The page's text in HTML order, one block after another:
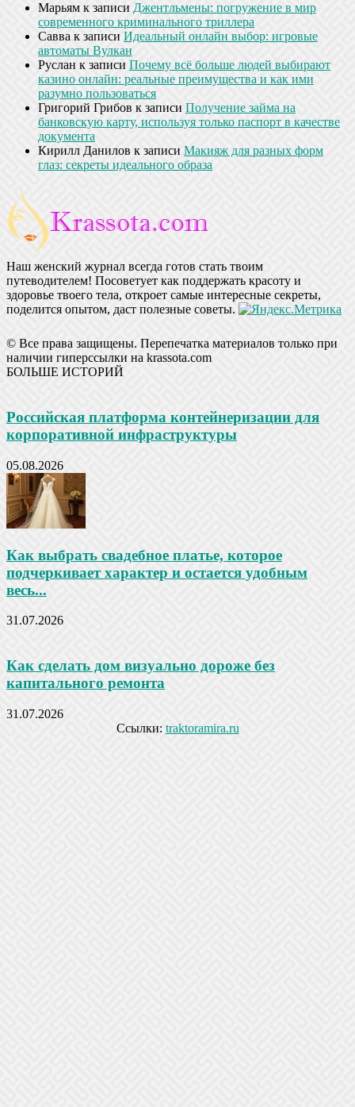
Марьям к записи Джентльмены: погружение в мир
современного криминального триллера
Савва к записи Идеальный онлайн выбор: игровые
автоматы Вулкан
Руслан к записи Почему всё больше людей выбирают
казино онлайн: реальные преимущества и как ими
разумно пользоваться
Григорий Грибов к записи Получение займа на
банковскую карту, используя только паспорт в качестве
документа
Кирилл Данилов к записи Макияж для разных форм
глаз: секреты идеального образа
Наш женский журнал всегда готов стать твоим
путеводителем! Посоветует как поддержать красоту и
здоровье твоего тела, откроет самые интересные секреты,
поделится опытом, даст полезные советы.
© Все права защищены. Перепечатка материалов только при
наличии гиперссылки на krassota.com
БОЛЬШЕ ИСТОРИЙ
Российская платформа контейнеризации для
корпоративной инфраструктуры
05.08.2026
Как выбрать свадебное платье, которое
подчеркивает характер и остается удобным
весь...
31.07.2026
Как сделать дом визуально дороже без
капитального ремонта
31.07.2026
Ссылки: traktoramira.ru